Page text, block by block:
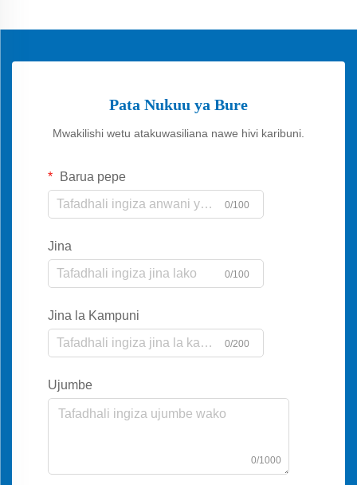
Pata Nukuu ya Bure
Mwakilishi wetu atakuwasiliana nawe hivi karibuni.
Barua pepe
0/100
Jina
0/100
Jina la Kampuni
0/200
Ujumbe
0/1000